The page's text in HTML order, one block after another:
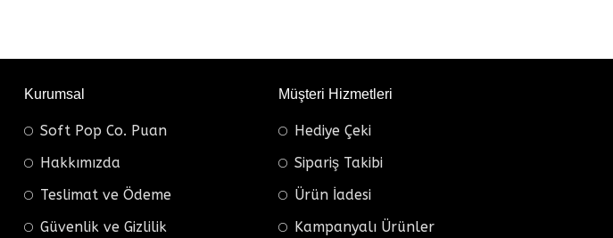
Kurumsal
Soft Pop Co. Puan
Hakkımızda
Teslimat ve Ödeme
Güvenlik ve Gizlilik
Müşteri Hizmetleri
Hediye Çeki
Sipariş Takibi
Ürün İadesi
Kampanyalı Ürünler